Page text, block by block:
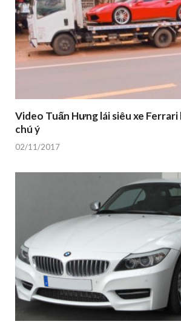
Video Tuấn Hưng lái siêu xe
chú ý
02/11/2017